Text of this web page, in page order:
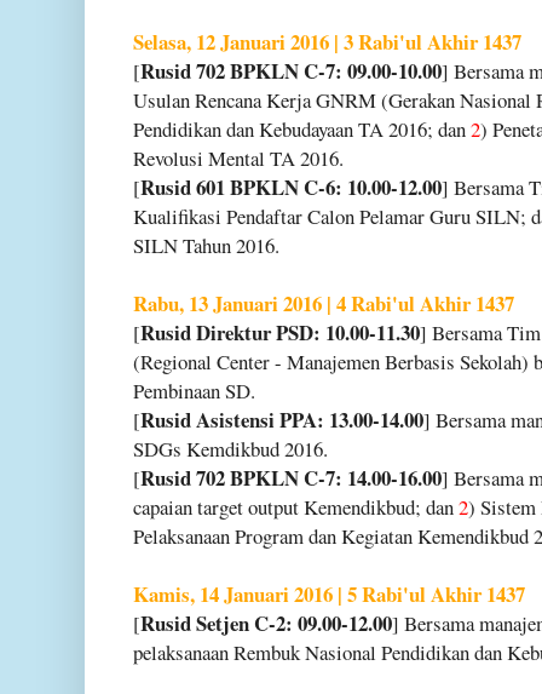
Selasa, 12 Januari 2016 | 3 Rabi'ul Akhir 1437
[Rusid 702 BPKLN C-7: 09.00-10.00] Bersama
Usulan Rencana Kerja GNRM (Gerakan
Pendidikan dan Kebudayaan TA 2016; dan2)
Revolusi Mental TA 2016.
[Rusid 601 BPKLN C-6: 10.00-12.00] Bersama
Kualifikasi Pendaftar Calon Pelamar Guru SILN;
SILN Tahun 2016.
Rabu, 13 Januari 2016 | 4 Rabi'ul Akhir 1437
[Rusid Direktur PSD: 10.00-11.30] Bersama
(Regional Center - Manajemen Berbasis Sekolah)
Pembinaan SD.
[Rusid Asistensi PPA: 13.00-14.00] Bersama
SDGs Kemdikbud 2016.
[Rusid 702 BPKLN C-7: 14.00-16.00] Bersama
capaian target output Kemendikbud; dan2) Sistem
Pelaksanaan Program dan Kegiatan Kemendikbud
Kamis, 14 Januari 2016 | 5 Rabi'ul Akhir 1437
[Rusid Setjen C-2: 09.00-12.00] Bersama
pelaksanaan Rembuk Nasional Pendidikan dan